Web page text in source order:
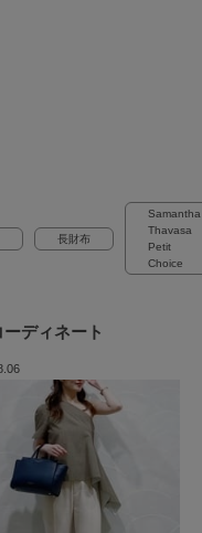
長財布
Samantha
Thavasa
Petit
Choice
ディネート